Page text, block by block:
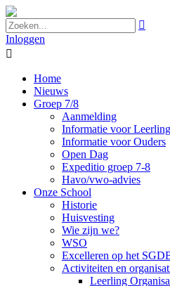

Inloggen

Home
Nieuws
Groep 7/8
Aanmelding
Informatie voor
Informatie voor Ouders
Open Dag
Expeditio groep 7-8
Havo/vwo-advies
Onze School
Historie
Huisvesting
Wie zijn we?
WSO
Excelleren op het
Activiteiten en
Leerling